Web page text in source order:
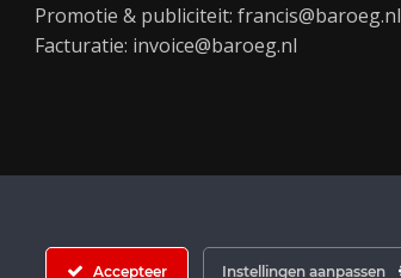
Promotie & publiciteit: francis@baroeg.nl
Facturatie: invoice@baroeg.nl
Accepteer Instellingen aanpassen